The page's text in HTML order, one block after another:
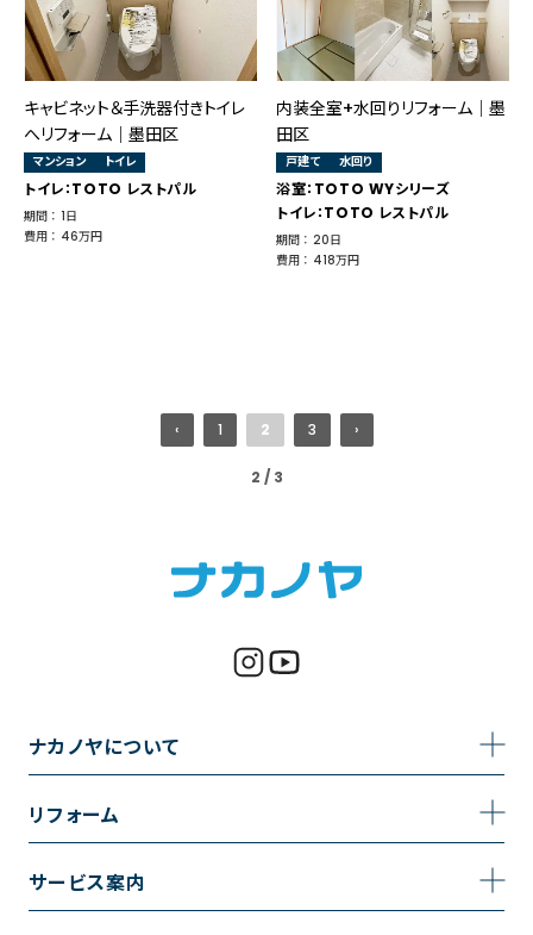
キャビネット＆手洗器付きトイレ
へリフォーム｜墨田区
マンション トイレ
トイレ：TOTO レストパル
期間 ： 1日
費用 ： 46万円
内装全室+水回りリフォーム｜墨
田区
戸建て 水回り
浴室：TOTO WYシリーズ
トイレ：TOTO レストパル
期間 ： 20日
費用 ： 418万円
2 / 3
‹ 1 2 3 ›
ナカノヤについて
事業内容
採用情報
リフォーム
トイレのリフォーム
サービス案内